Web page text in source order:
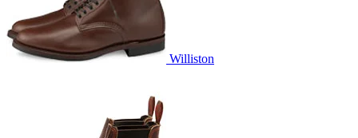
Williston